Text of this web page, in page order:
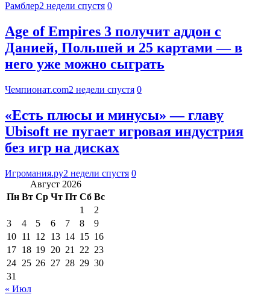
Рамблер2 недели спустя 0
Age of Empires 3 получит аддон с
Данией, Польшей и 25 картами — в
него уже можно сыграть
Чемпионат.com2 недели спустя 0
«Есть плюсы и минусы» — главу
Ubisoft не пугает игровая индустрия
без игр на дисках
Игромания.ру2 недели спустя 0
Август 2026
Пн Вт Ср Чт Пт Сб Вс
1
2
3
4 5 6 7 8
9
10 11 12 13 14 15 16
17 18 19 20 21 22 23
24 25 26 27 28 29 30
31
« Июл